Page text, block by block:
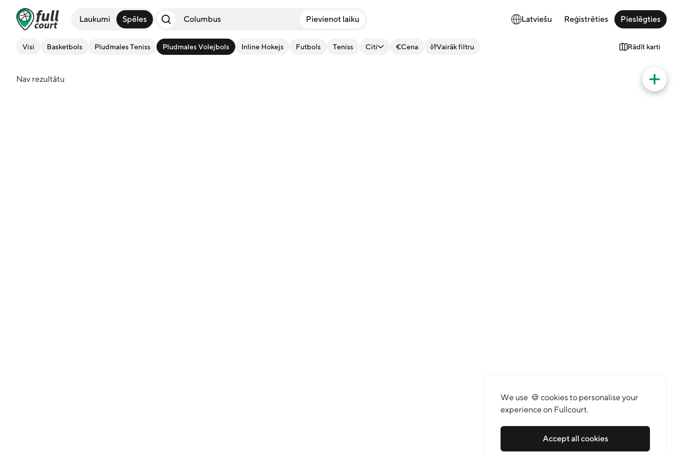
Laukumi Spēles Pievienot laiku Latviešu Reģistrēties Pieslēgties
Visi Basketbols Pludmales Teniss Pludmales Volejbols Inline Hokejs Futbols Teniss Citi €Cena Vairāk filtru Rādīt karti
Nav rezultātu
We use 🍪 cookies to personalise your
experience on Fullcourt.
Accept all cookies